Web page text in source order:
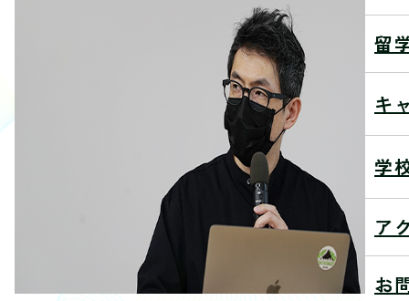
留
キ
学
ア
お